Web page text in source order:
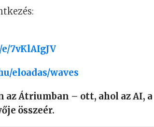
7vKlAIgJV
eloadas/waves
Átriumban – ott, ahol az AI, a
összeér.